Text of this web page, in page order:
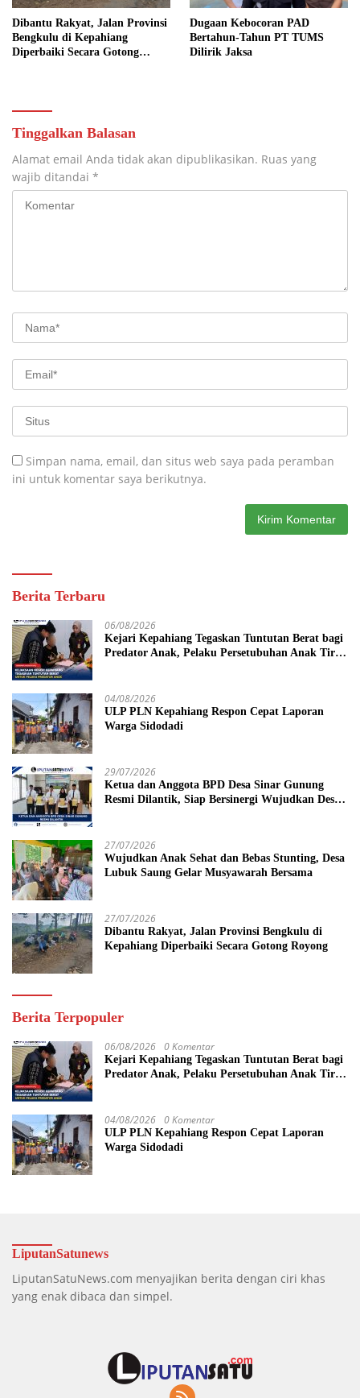
Dibantu Rakyat, Jalan Provinsi
Bengkulu di Kepahiang
Diperbaiki Secara Gotong
Dugaan Kebocoran PAD
Bertahun-Tahun PT TUMS
Dilirik Jaksa
Tinggalkan Balasan
Alamat email Anda tidak akan dipublikasikan. Ruas yang
wajib ditandai *
Simpan nama, email, dan situs web saya pada peramban
ini untuk komentar saya berikutnya.
Berita Terbaru
06/08/2026
Kejari Kepahiang Tegaskan Tuntutan Berat bagi
Predator Anak, Pelaku Persetubuhan Anak Tiri
04/08/2026
ULP PLN Kepahiang Respon Cepat Laporan
Warga Sidodadi
29/07/2026
Ketua dan Anggota BPD Desa Sinar Gunung
Resmi Dilantik, Siap Bersinergi Wujudkan Desa
27/07/2026
Wujudkan Anak Sehat dan Bebas Stunting, Desa
Lubuk Saung Gelar Musyawarah Bersama
27/07/2026
Dibantu Rakyat, Jalan Provinsi Bengkulu di
Kepahiang Diperbaiki Secara Gotong Royong
Berita Terpopuler
06/08/2026 0 Komentar
Kejari Kepahiang Tegaskan Tuntutan Berat bagi
Predator Anak, Pelaku Persetubuhan Anak Tiri
04/08/2026 0 Komentar
ULP PLN Kepahiang Respon Cepat Laporan
Warga Sidodadi
LiputanSatunews
LiputanSatuNews.com menyajikan berita dengan ciri khas
yang enak dibaca dan simpel.